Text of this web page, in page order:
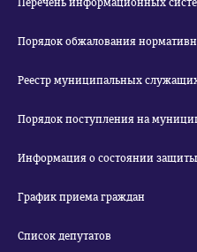
Перечень информационных
Порядок обжалования
Реестр муниципальных
Порядок поступления на
Информация о состоянии
График приема граждан
Список депутатов